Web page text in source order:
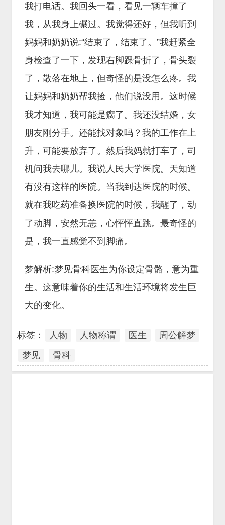
我打电话。我回头一看，看见一辆车撞了
我，从我身上碾过。我觉得还好，但我听到
妈妈和奶奶说:“结束了，结束了。”我赶紧全
身检查了一下，发现右脚踝骨折了，骨头裂
了，散落在地上，但奇怪的是没怎么疼。我
让妈妈和奶奶帮我捡，他们说没用。这时候
我才知道，我可能是瘸了。我还没结婚，女
朋友刚分手。还能找对象吗？我的工作在上
升，可能要放弃了。然后我妈就打车了，司
机问我去哪儿。我说人民大学医院。天知道
有没有这样的医院。当我到达医院的时候。
就在我吃药准备换医院的时候，我醒了，动
了动脚，安然无恙，心怦怦直跳。最奇怪的
是，我一直感觉不到脚痛。
梦解析:梦见骨科医生为你设定骨骼，意为重
生。这意味着你的生活和生活环境将发生巨
大的变化。
标签： 人物 人物称谓 医生
周公解梦
梦见
骨科